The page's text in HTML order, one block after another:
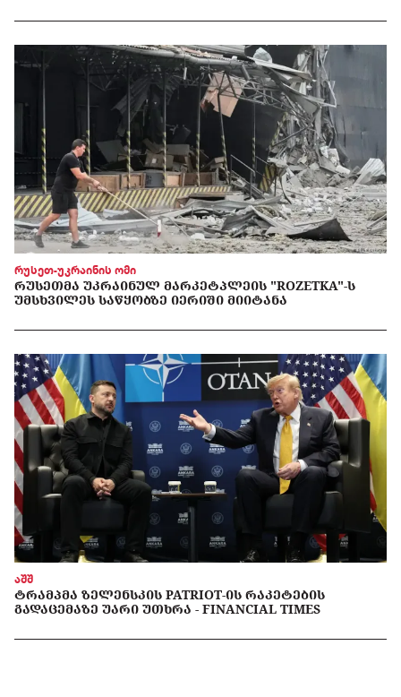
რუსეთ-უკრაინის ომი
ᲠᲣᲡᲔᲗᲛᲐ ᲣᲙᲠᲐᲘᲜᲣᲚ ᲛᲐᲠᲙᲔᲢᲞᲚᲔᲘᲡ "ROZETKA"-Ს
ᲣᲛᲡᲮᲕᲘᲚᲔᲡ ᲡᲐᲬᲧᲝᲑᲖᲔ ᲘᲔᲠᲘᲨᲘ ᲛᲘᲘᲢᲐᲜᲐ
აშშ
ᲢᲠᲐᲛᲞᲛᲐ ᲖᲔᲚᲔᲜᲡᲙᲘᲡ PATRIOT-ᲘᲡ ᲠᲐᲙᲔᲢᲔᲑᲘᲡ
ᲒᲐᲓᲐᲪᲔᲛᲐᲖᲔ ᲣᲐᲠᲘ ᲣᲗᲮᲠᲐ - FINANCIAL TIMES